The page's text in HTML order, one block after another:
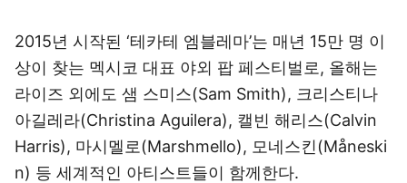
2015년 시작된 ‘테카테 엠블레마’는 매년 15만 명 이
상이 찾는 멕시코 대표 야외 팝 페스티벌로, 올해는
라이즈 외에도 샘 스미스(Sam Smith), 크리스티나
아길레라(Christina Aguilera), 캘빈 해리스(Calvin
Harris), 마시멜로(Marshmello), 모네스킨(Måneski
n) 등 세계적인 아티스트들이 함께한다.